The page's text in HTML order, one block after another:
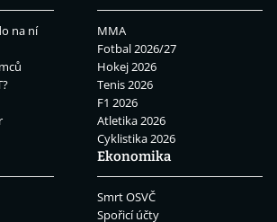
na ní
MMA
Fotbal 2026/27
Hokej 2026
Tenis 2026
F1 2026
Atletika 2026
Cyklistika 2026
Ekonomika
Smrt OSVČ
Spořicí účty